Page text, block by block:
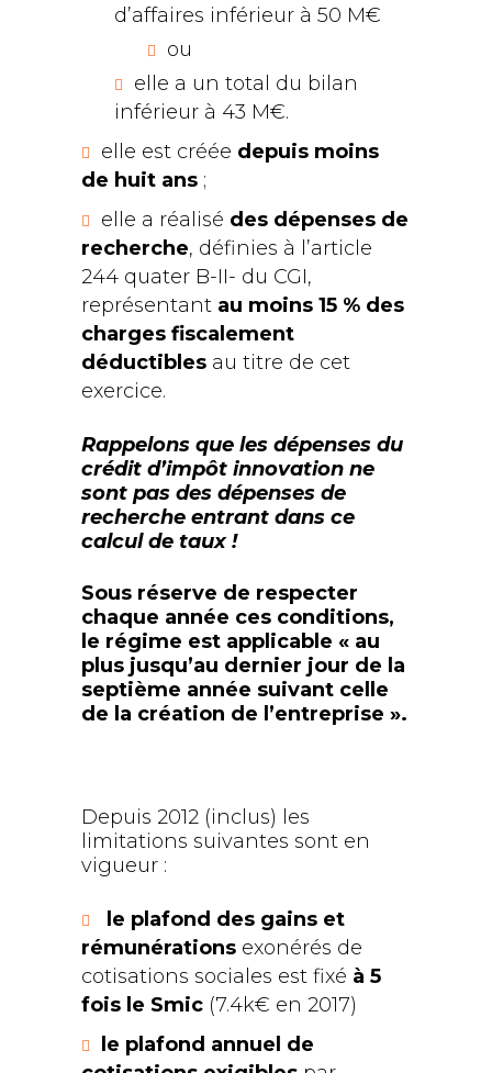
d’affaires inférieur à 50 M€
ou
elle a un total du bilan
inférieur à 43 M€.
elle est créée depuis moins
de huit ans ;
elle a réalisé des dépenses de
recherche, définies à l’article
244 quater B-II- du CGI,
représentant au moins 15 % des
charges fiscalement
déductibles au titre de cet
exercice.
Rappelons que les dépenses du
crédit d’impôt innovation ne
sont pas des dépenses de
recherche entrant dans ce
calcul de taux !
Sous réserve de respecter
chaque année ces conditions,
le régime est applicable « au
plus jusqu’au dernier jour de la
septième année suivant celle
de la création de l’entreprise ».
Depuis 2012 (inclus) les
limitations suivantes sont en
vigueur :
le plafond des gains et
rémunérations exonérés de
cotisations sociales est fixé à 5
fois le Smic (7.4k€ en 2017)
le plafond annuel de